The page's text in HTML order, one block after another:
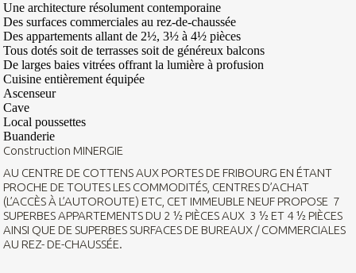
Une architecture résolument contemporaine
Des surfaces commerciales au rez-de-chaussée
Des appartements allant de 2½, 3½ à 4½ pièces
Tous dotés soit de terrasses soit de généreux balcons
De larges baies vitrées offrant la lumière à profusion
Cuisine entièrement équipée
Ascenseur
Cave
Local poussettes
Buanderie
Construction MINERGIE
AU CENTRE DE COTTENS AUX PORTES DE FRIBOURG EN ÉTANT
PROCHE DE TOUTES LES COMMODITÉS, CENTRES D’ACHAT
(L’ACCÈS À L’AUTOROUTE) ETC, CET IMMEUBLE NEUF PROPOSE 7
SUPERBES APPARTEMENTS DU 2 ½ PIÈCES AUX 3 ½ ET 4 ½ PIÈCES
AINSI QUE DE SUPERBES SURFACES DE BUREAUX / COMMERCIALES
AU REZ- DE-CHAUSSÉE.